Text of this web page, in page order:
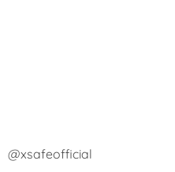
@xsafeofficial